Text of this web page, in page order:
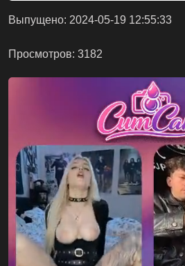
Выпущено: 2024-05-19 12:55:33
Просмотров: 3182